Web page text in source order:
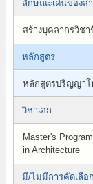
ลักษณะเด่นของส
สร้างบุคลากรวิช
หลักสูตร
หลักสูตรปริญญา
วิชาเอก
Master's
in Architecture
มี/ไม่มีการคัดเลือ